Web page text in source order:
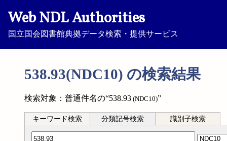
Web NDL Authorities
国立国会図書館典拠データ検索・提供サービス
538.93(NDC10) の検索結果
検索対象：普通件名の“538.93 (NDC10)”
キーワード検索 分類記号検索 識別子検索
分類記号検索